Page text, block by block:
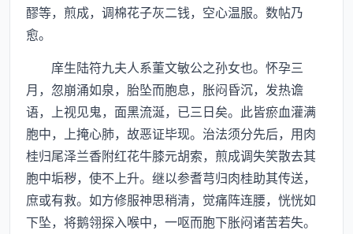
醪等，煎成，调棉花子灰二钱，空心温服。数帖乃
愈。
庠生陆符九夫人系董文敏公之孙女也。怀孕三
月，忽崩涌如泉，胎坠而胞息，胀闷昏沉，发热谵
语，上视见鬼，面黑流涎，已三日矣。此皆瘀血灌满
胞中，上掩心肺，故恶证毕现。治法须分先后，用肉
桂归尾泽兰香附红花牛膝元胡索，煎成调失笑散去其
胞中垢秽，使不上升。继以参耆芎归肉桂助其传送，
庶或有救。如方修服神思稍清，觉痛阵连腰，恍恍如
下坠，将鹅翎探入喉中，一呕而胞下胀闷诸苦若失。